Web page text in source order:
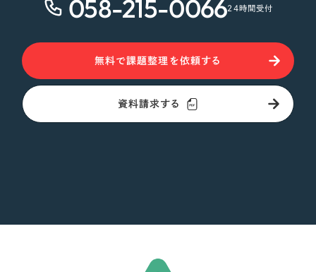
058-215-006624時間受付
無料で課題整理を依頼する
資料請求する